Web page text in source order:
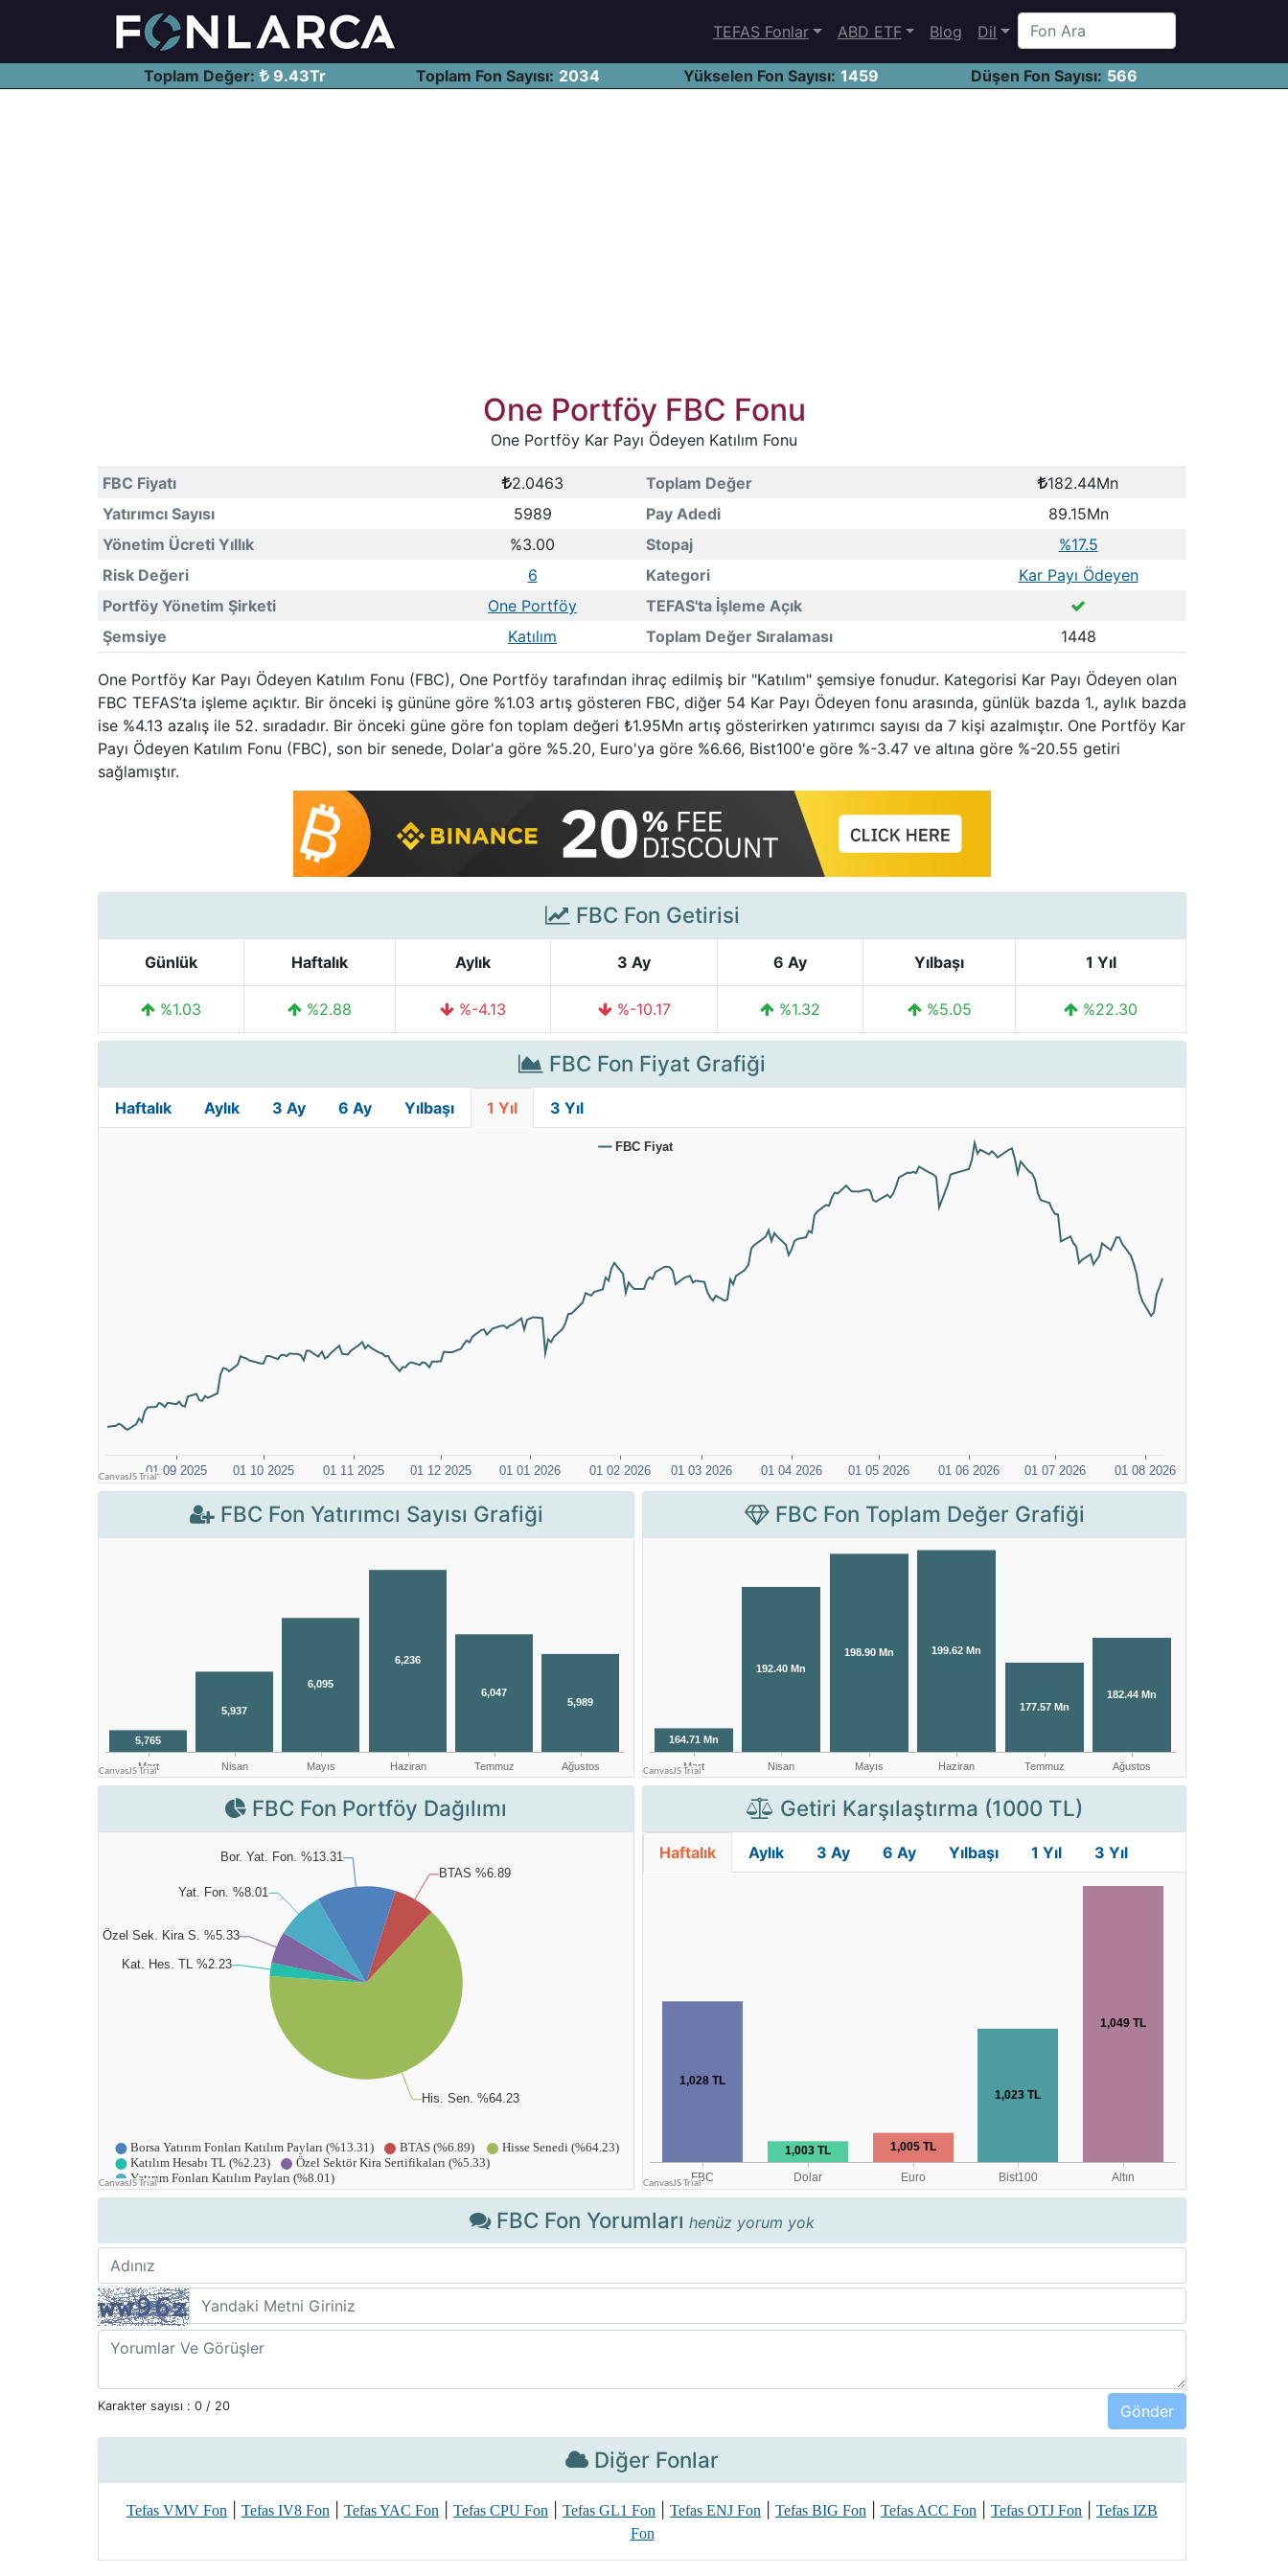
TEFAS Fonlar ABD ETF Blog Dil
Toplam Değer: 9.43Tr Toplam Fon Sayısı: 2034 Yükselen Fon Sayısı: 1459 Düşen Fon Sayısı: 566
One Portföy FBC Fonu
One Portföy Kar Payı Ödeyen Katılım Fonu
FBC Fiyatı 2.0463 Toplam Değer
182.44Mn
Yatırımcı Sayısı
5989 Pay Adedi
89.15Mn
Yönetim Ücreti Yıllık
%3.00 Stopaj
%17.5
Risk Değeri
6 Kategori
Kar Payı Ödeyen
Portföy Yönetim Şirketi
One Portföy
TEFAS'ta İşleme Açık
Şemsiye
Katılım Toplam Değer Sıralaması 1448
One Portföy Kar Payı Ödeyen Katılım Fonu (FBC), One Portföy tarafından ihraç edilmiş bir "Katılım" şemsiye fonudur. Kategorisi Kar Payı Ödeyen olan
FBC TEFAS’ta işleme açıktır. Bir önceki iş gününe göre %1.03 artış gösteren FBC, diğer 54 Kar Payı Ödeyen fonu arasında, günlük bazda 1., aylık bazda
ise %4.13 azalış ile 52. sıradadır. Bir önceki güne göre fon toplam değeri ₺1.95Mn artış gösterirken yatırımcı sayısı da 7 kişi azalmıştır. One Portföy Kar
Payı Ödeyen Katılım Fonu (FBC), son bir senede, Dolar'a göre %5.20, Euro'ya göre %6.66, Bist100'e göre %-3.47 ve altına göre %-20.55 getiri
sağlamıştır.
FBC Fon Getirisi
Günlük Haftalık Aylık 3 Ay 6 Ay Yılbaşı 1 Yıl
%1.03 %2.88 %-4.13 %-10.17 %1.32 %5.05 %22.30
FBC Fon Fiyat Grafiği
Haftalık Aylık 3 Ay 6 Ay Yılbaşı 1 Yıl 3 Yıl
FBC Fon Yatırımcı Sayısı Grafiği FBC Fon Toplam Değer Grafiği
FBC Fon Portföy Dağılımı Getiri Karşılaştırma (1000 TL)
Haftalık Aylık 3 Ay 6 Ay Yılbaşı 1 Yıl 3 Yıl
FBC Fon Yorumları henüz yorum yok
Karakter sayısı : 0 / 20
Diğer Fonlar
Tefas VMV Fon Tefas IV8 Fon Tefas YAC Fon Tefas CPU Fon Tefas GL1 Fon Tefas ENJ Fon Tefas BIG Fon Tefas ACC Fon Tefas OTJ Fon
Tefas IZB
Fon